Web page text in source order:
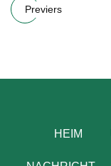
Previers
HEIM